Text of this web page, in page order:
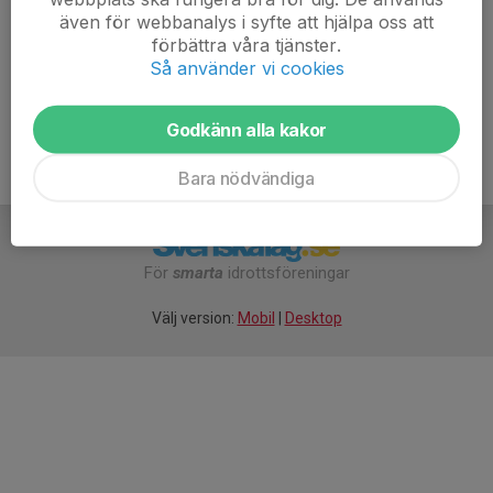
Välkomna!
Mera Lera MTB trappan.pdf
För smarta idrottsföreningar
Välj version: Mobil Desktop
även för webbanalys i syfte att hjälpa oss att
förbättra våra tjänster.
Så använder vi cookies
Godkänn alla kakor
Bara nödvändiga